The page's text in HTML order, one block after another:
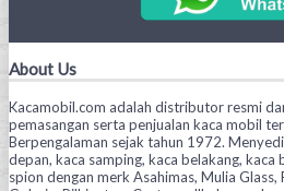
About Us
Kacamobil.com adalah distributor resmi
pemasangan serta penjualan kaca mobil
Berpengalaman sejak tahun 1972.
depan, kaca samping, kaca belakang, kaca
spion dengan merk Asahimas, Mulia Glass,